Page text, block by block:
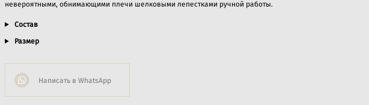
невероятными, обнимающими плечи шелковыми лепестками ручной работы.
Состав
Размер
Написать в WhatsApp